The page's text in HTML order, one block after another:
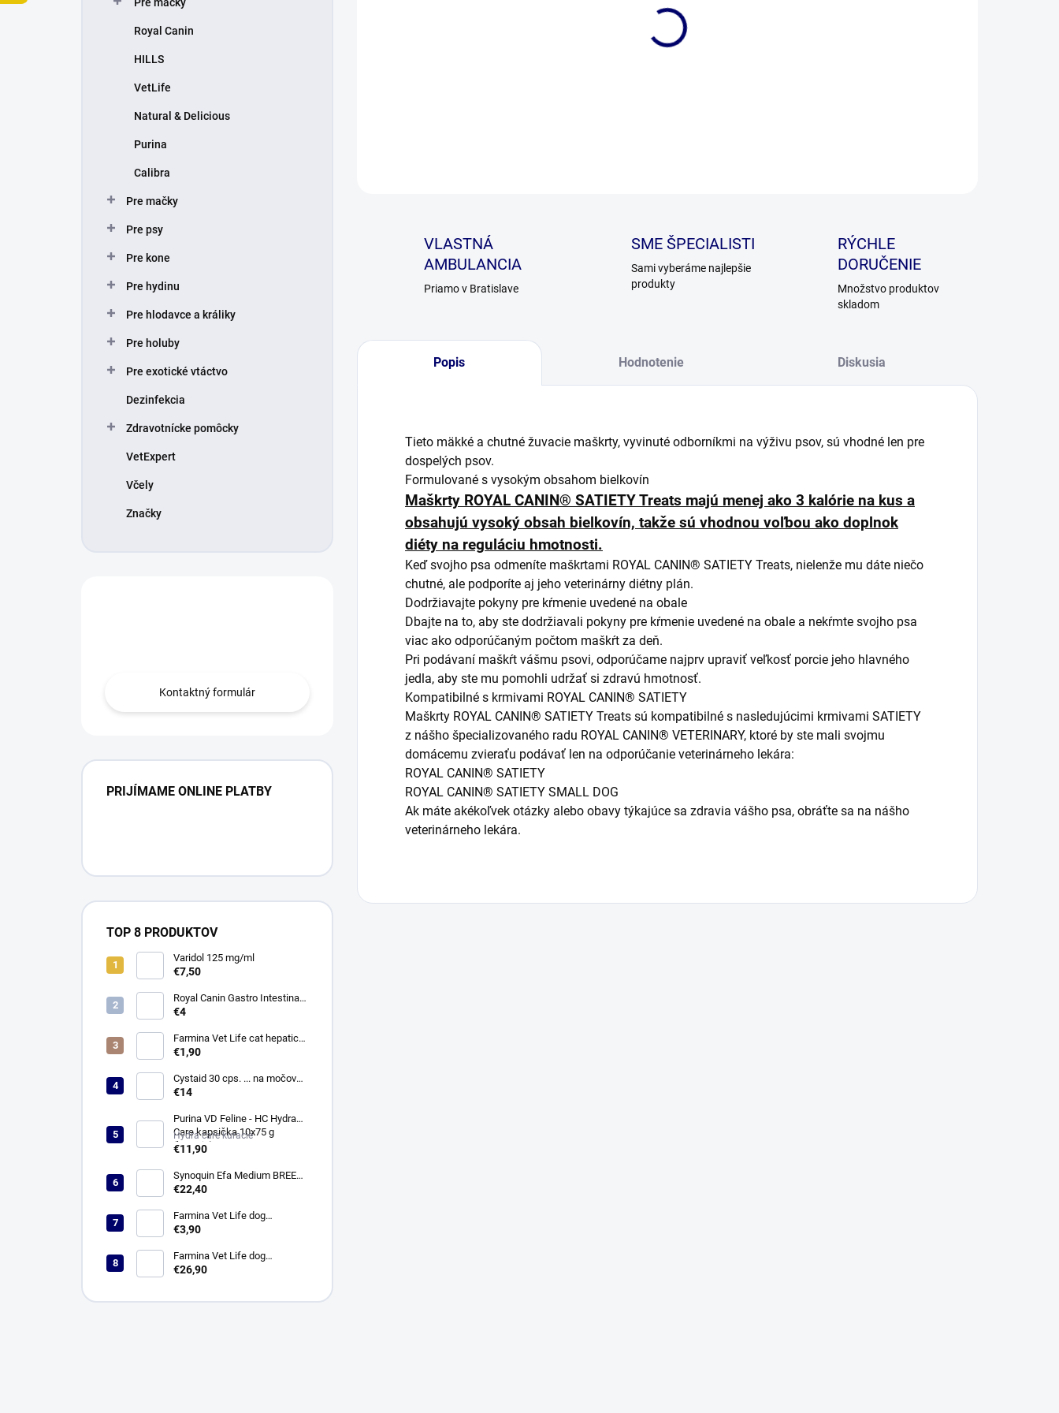
Royal Canin
HILLS
VetLife
Natural & Delicious
Purina
Calibra
Pre mačky
Pre psy
Pre kone
Pre hydinu
Pre hlodavce a králiky
Pre holuby
Pre exotické vtáctvo
Dezinfekcia
Zdravotnícke pomôcky
VetExpert
Včely
Značky
Kontaktný formulár
PRIJÍMAME ONLINE PLATBY
TOP 8 PRODUKTOV
Varidol 125 mg/ml
€7,50
Royal Canin Gastro Intestinal
Low Fat Konz. 410g
€4
Farmina Vet Life cat hepatic
konzerva 85 g
€1,90
Cystaid 30 cps. ... na močové
cesty
€14
Purina VD Feline - HC Hydra
Care kapsička 10x75 g
(kuracie)
Hydra care kuracie
€11,90
Synoquin Efa Medium BREED
(od 10 do 25 kg) tbl. 30 x 1,5 g
€22,40
Farmina Vet Life dog
Hypoallergenic fish & potato
€3,90
Farmina Vet Life dog
Hypoallergenic fish & potato 2
€26,90
Vysoký obsah bielkovín a menej ako 3 kcal na kus
VLASTNÁ
AMBULANCIA
Priamo v Bratislave
SME ŠPECIALISTI
Sami vyberáme najlepšie
produkty
RÝCHLE
DORUČENIE
Množstvo produktov
skladom
Popis Hodnotenie Diskusia
Tieto mäkké a chutné žuvacie maškrty, vyvinuté odborníkmi na výživu psov, sú vhodné len pre
dospelých psov.
Formulované s vysokým obsahom bielkovín
Maškrty ROYAL CANIN® SATIETY Treats majú menej ako 3 kalórie na kus a
obsahujú vysoký obsah bielkovín, takže sú vhodnou voľbou ako doplnok
diéty na reguláciu hmotnosti.
Keď svojho psa odmeníte maškrtami ROYAL CANIN® SATIETY Treats, nielenže mu dáte niečo
chutné, ale podporíte aj jeho veterinárny diétny plán.
Dodržiavajte pokyny pre kŕmenie uvedené na obale
Dbajte na to, aby ste dodržiavali pokyny pre kŕmenie uvedené na obale a nekŕmte svojho psa
viac ako odporúčaným počtom maškŕt za deň.
Pri podávaní maškŕt vášmu psovi, odporúčame najprv upraviť veľkosť porcie jeho hlavného
jedla, aby ste mu pomohli udržať si zdravú hmotnosť.
Kompatibilné s krmivami ROYAL CANIN® SATIETY
Maškrty ROYAL CANIN® SATIETY Treats sú kompatibilné s nasledujúcimi krmivami SATIETY
z nášho špecializovaného radu ROYAL CANIN® VETERINARY, ktoré by ste mali svojmu
domácemu zvieraťu podávať len na odporúčanie veterinárneho lekára:
ROYAL CANIN® SATIETY
ROYAL CANIN® SATIETY SMALL DOG
Ak máte akékoľvek otázky alebo obavy týkajúce sa zdravia vášho psa, obráťte sa na nášho
veterinárneho lekára.